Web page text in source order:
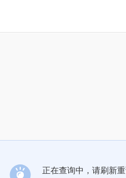
正在查询中，请刷新